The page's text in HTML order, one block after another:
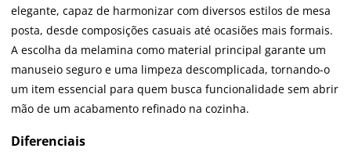
elegante, capaz de harmonizar com diversos estilos de mesa
posta, desde composições casuais até ocasiões mais formais.
A escolha da melamina como material principal garante um
manuseio seguro e uma limpeza descomplicada, tornando-o
um item essencial para quem busca funcionalidade sem abrir
mão de um acabamento refinado na cozinha.
Diferenciais